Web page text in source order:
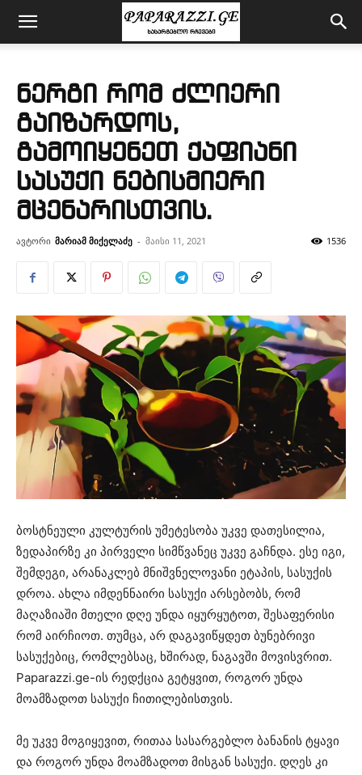
ნერგი რომ ძლიერი
გაიზარდოს,
გამოიყენეთ ქაფიანი
სასუქი ნებისმიერი
მცენარისთვის.
ავტორი მარიამ მიქელაძე - მაისი 11, 2021 1536
ბოსტნეული კულტურის უმეტესობა უკვე დათესილია,
ზედაპირზე კი პირველი სიმწვანეც უკვე გაჩნდა. ესე იგი,
შემდეგი, არანაკლებ მნიშვნელოვანი ეტაპის, სასუქის
დროა. ახლა იმდენნაირი სასუქი არსებობს, რომ
მაღაზიაში მთელი დღე უნდა იყურყუტოთ, შესაფერისი
რომ აირჩიოთ. თუმცა, არ დაგავიწყდეთ ბუნებრივი
სასუქებიც, რომლებსაც, ხშირად, ნაგავში მოვისვრით.
Paparazzi.ge-ის რედქცია გეტყვით, როგორ უნდა
მოამზადოთ სასუქი ჩითილებისთვის.
მე უკვე მოგიყევით, რითაა სასარგებლო ბანანის ტყავი
და როგორ უნდა მოამზადოთ მისგან სასუქი. დღეს კი